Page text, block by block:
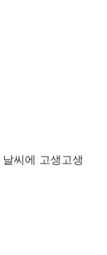
씨에 고생고생